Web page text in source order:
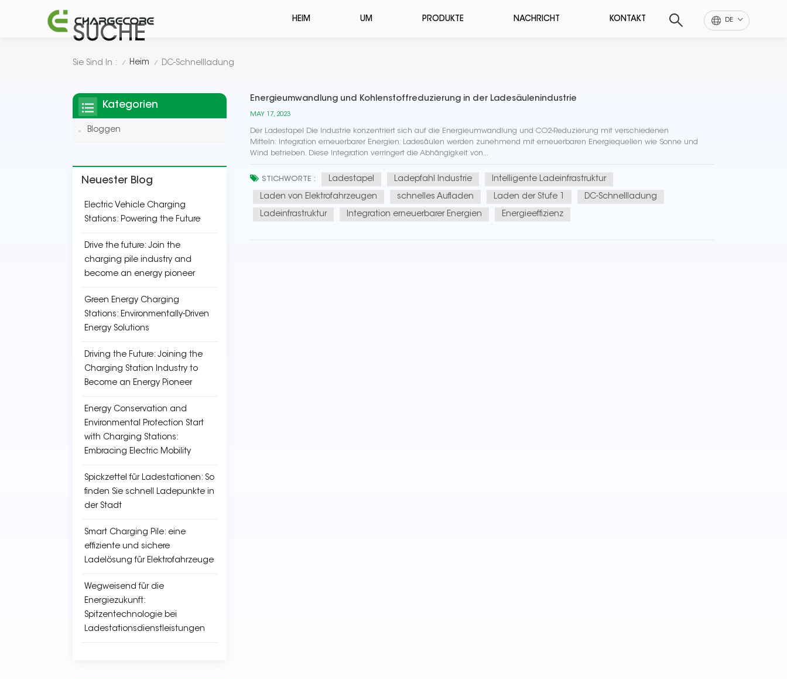
DE
HEIM UM PRODUKTE NACHRICHT KONTAKT
SUCHE
Sie Sind In : / Heim / DC-Schnellladung
Energieumwandlung und Kohlenstoffreduzierung in der Ladesäulenindustrie
MAY 17, 2023
Der Ladestapel Die Industrie konzentriert sich auf die Energieumwandlung und CO2-Reduzierung mit verschiedenen
Mitteln: Integration erneuerbarer Energien: Ladesäulen werden zunehmend mit erneuerbaren Energiequellen wie Sonne und
Wind betrieben. Diese Integration verringert die Abhängigkeit von...
STICHWORTE : Ladestapel Ladepfahl Industrie Intelligente Ladeinfrastruktur
Laden von Elektrofahrzeugen schnelles Aufladen Laden der Stufe 1 DC-Schnellladung
Ladeinfrastruktur Integration erneuerbarer Energien Energieeffizienz
Kategorien
Bloggen
Neuester Blog
Electric Vehicle Charging
Stations: Powering the Future
Drive the future: Join the
charging pile industry and
become an energy pioneer
Green Energy Charging
Stations: Environmentally-Driven
Energy Solutions
Driving the Future: Joining the
Charging Station Industry to
Become an Energy Pioneer
Energy Conservation and
Environmental Protection Start
with Charging Stations:
Embracing Electric Mobility
Spickzettel für Ladestationen: So
finden Sie schnell Ladepunkte in
der Stadt
Smart Charging Pile: eine
effiziente und sichere
Ladelösung für Elektrofahrzeuge
Wegweisend für die
Energiezukunft:
Spitzentechnologie bei
Ladestationsdienstleistungen